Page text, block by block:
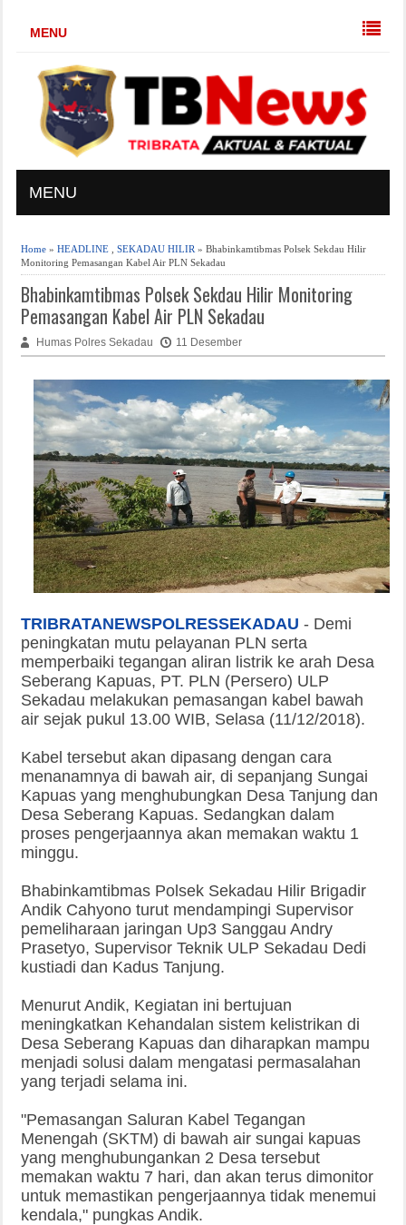
MENU
MENU
Home» HEADLINE, SEKADAU HILIR » Bhabinkamtibmas Polsek Sekdau Hilir
Monitoring Pemasangan Kabel Air PLN Sekadau
Bhabinkamtibmas Polsek Sekdau Hilir Monitoring
Pemasangan Kabel Air PLN Sekadau
Humas Polres Sekadau 11 Desember
TRIBRATANEWSPOLRESSEKADAU - Demi
peningkatan mutu pelayanan PLN serta
memperbaiki tegangan aliran listrik ke arah Desa
Seberang Kapuas, PT. PLN (Persero) ULP
Sekadau melakukan pemasangan kabel bawah
air sejak pukul 13.00 WIB, Selasa (11/12/2018).
Kabel tersebut akan dipasang dengan cara
menanamnya di bawah air, di sepanjang Sungai
Kapuas yang menghubungkan Desa Tanjung dan
Desa Seberang Kapuas. Sedangkan dalam
proses pengerjaannya akan memakan waktu 1
minggu.
Bhabinkamtibmas Polsek Sekadau Hilir Brigadir
Andik Cahyono turut mendampingi Supervisor
pemeliharaan jaringan Up3 Sanggau Andry
Prasetyo, Supervisor Teknik ULP Sekadau Dedi
kustiadi dan Kadus Tanjung.
Menurut Andik, Kegiatan ini bertujuan
meningkatkan Kehandalan sistem kelistrikan di
Desa Seberang Kapuas dan diharapkan mampu
menjadi solusi dalam mengatasi permasalahan
yang terjadi selama ini.
"Pemasangan Saluran Kabel Tegangan
Menengah (SKTM) di bawah air sungai kapuas
yang menghubungankan 2 Desa tersebut
memakan waktu 7 hari, dan akan terus dimonitor
untuk memastikan pengerjaannya tidak menemui
kendala," pungkas Andik.